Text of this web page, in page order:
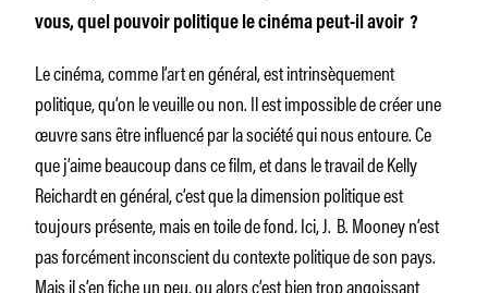
vous, quel pouvoir politique le cinéma peut-il avoir ?
Le cinéma, comme l’art en général, est intrinsèquement
politique, qu’on le veuille ou non. Il est impossible de créer une
œuvre sans être influencé par la société qui nous entoure. Ce
que j’aime beaucoup dans ce film, et dans le travail de Kelly
Reichardt en général, c’est que la dimension politique est
toujours présente, mais en toile de fond.Ici, J. B. Mooney n’est
pas forcément inconscient du contexte politique de son pays.
Mais il s’en fiche un peu, ou alors c’est bien trop angoissant